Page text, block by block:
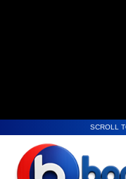
SCROLL